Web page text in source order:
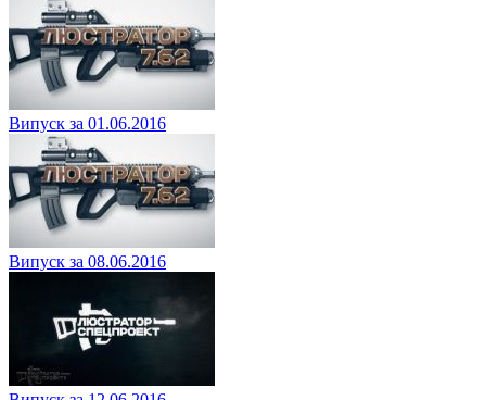
Випуск за 01.06.2016
Випуск за 08.06.2016